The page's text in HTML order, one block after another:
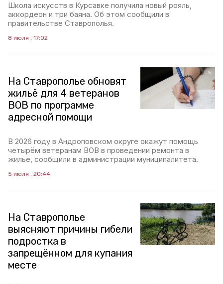
Школа искусств в Курсавке получила новый рояль,
аккордеон и три баяна. Об этом сообщили в
правительстве Ставрополья.
8 июля , 17:02
На Ставрополье обновят
жильё для 4 ветеранов
ВОВ по программе
адресной помощи
В 2026 году в Андроповском округе окажут помощь
четырём ветеранам ВОВ в проведении ремонта в
жилье, сообщили в администрации муниципалитета.
5 июля , 20:44
На Ставрополье
выясняют причины гибели
подростка в
запрещённом для купания
месте